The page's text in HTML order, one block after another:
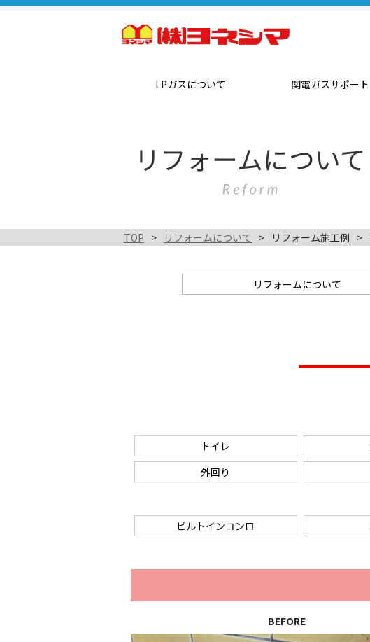
LPガスについて 関電ガスサポート
TOP リフォームについて リフォーム施工例
リフォームについて
トイレ
外回り
ビルトインコンロ